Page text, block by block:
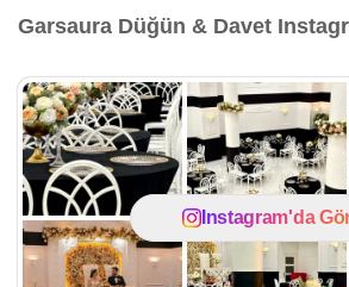
Garsaura Düğün & Davet
Instagram'da